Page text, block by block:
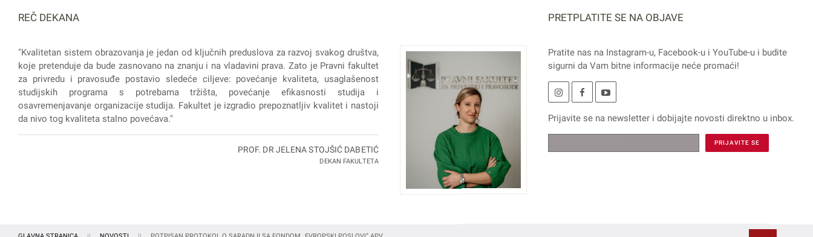
REČ DEKANA
"Kvalitetan sistem obrazovanja je jedan od ključnih preduslova za razvoj svakog društva,
koje pretenduje da bude zasnovano na znanju i na vladavini prava. Zato je Pravni fakultet
za privredu i pravosuđe postavio sledeće ciljeve: povećanje kvaliteta, usaglašenost
studijskih programa s potrebama tržišta, povećanje efikasnosti studija i
osavremenjavanje organizacije studija. Fakultet je izgradio prepoznatljiv kvalitet i nastoji
da nivo tog kvaliteta stalno povećava."
PROF. DR JELENA STOJŠIĆ DABETIĆ
DEKAN FAKULTETA
PRETPLATITE SE NA OBJAVE
Pratite nas na Instagram-u, Facebook-u i YouTube-u i budite
sigurni da Vam bitne informacije neće promaći!
Prijavite se na newsletteri dobijajte novosti direktno u inbox.